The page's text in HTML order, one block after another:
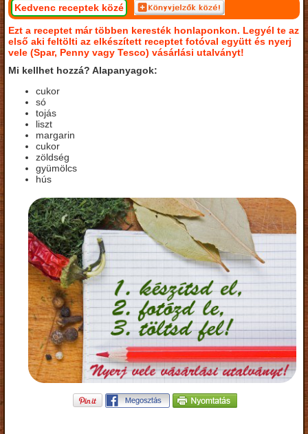
Kedvenc receptek közé
Ezt a receptet már többen keresték honlaponkon. Legyél te az
első aki feltölti az elkészített receptet fotóval együtt és nyerj
vele (Spar, Penny vagy Tesco) vásárlási utalványt!
Mi kellhet hozzá? Alapanyagok:
cukor
só
tojás
liszt
margarin
cukor
zöldség
gyümölcs
hús